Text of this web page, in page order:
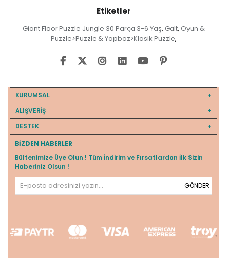
Etiketler
Giant Floor Puzzle Jungle 30 Parça 3-6 Yaş, Galt, Oyun &
Puzzle>Puzzle & Yapboz>Klasik Puzzle,
KURUMSAL
ALIŞVERİŞ
DESTEK
BIZDEN HABERLER
Bültenimize Üye Olun ! Tüm İndirim ve Fırsatlardan İlk Sizin
Haberiniz Olsun !
GÖNDER